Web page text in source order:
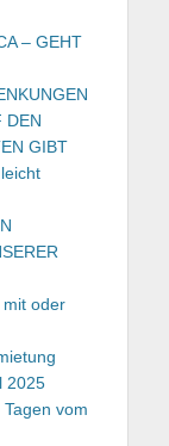
– GEHT
DEN
GIBT
oder
2025
vom